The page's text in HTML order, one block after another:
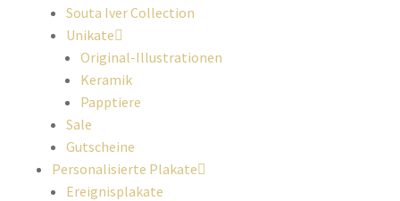
Souta Iver Collection
Unikate
Original-Illustrationen
Keramik
Papptiere
Sale
Gutscheine
Personalisierte Plakate
Ereignisplakate